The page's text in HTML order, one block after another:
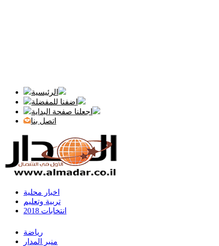
الرئيسية
اضفنا للمفضلة
اجعلنا صفحة البداية
اتصل بنا
اخبار محلية
تربية وتعليم
انتخابات 2018
رياضة
منبر المدار